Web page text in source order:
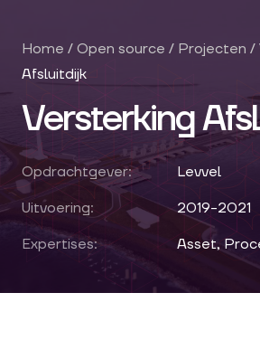
Home / Open source / Projecten /
Afsluitdijk
Versterking
Opdrachtgever:
Levvel
Uitvoering:
2019-2021
Expertises:
Asset,